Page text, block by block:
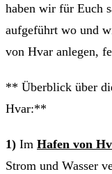
haben wir für Euch
aufgeführt wo und
von Hvar anlegen,
** Überblick über
Hvar:**
1) Im Hafen von
Strom und Wasser